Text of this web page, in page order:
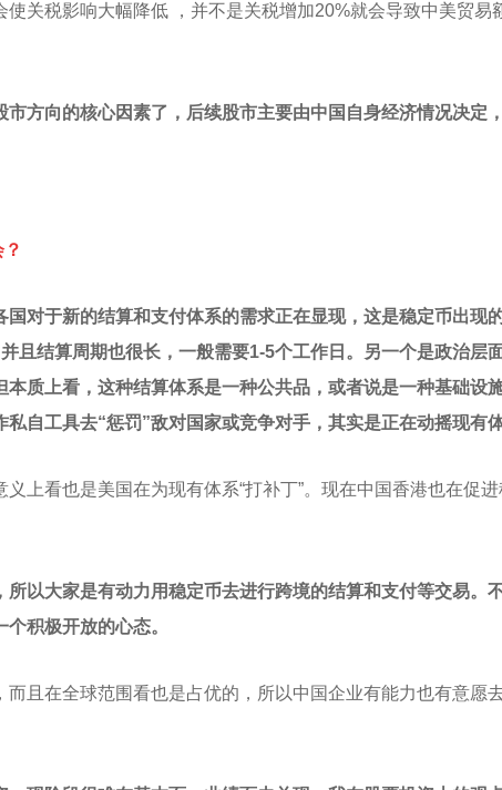
关税影响大幅降低 ，并不是关税增加20%就会导致中美贸易
方向的核心因素了，后续股市主要由中国自身经济情况决定
对于新的结算和支付体系的需求正在显现，这是稳定币出现
且结算周期也很长，一般需要1-5个工作日。另一个是政治层
质上看，这种结算体系是一种公共品，或者说是一种基础设
自工具去“惩罚”敌对国家或竞争对手，其实是正在动摇现有
上看也是美国在为现有体系“打补丁”。现在中国香港也在促
以大家是有动力用稳定币去进行跨境的结算和支付等交易。
积极开放的心态。
且在全球范围看也是占优的，所以中国企业有能力也有意愿